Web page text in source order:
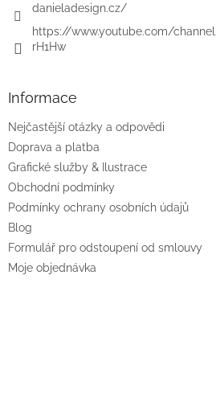
danieladesign.cz/
https://www.youtube.com/
rH1Hw
Informace
Nejčastější otázky a odpovědi
Doprava a platba
Grafické služby & Ilustrace
Obchodní podmínky
Podmínky ochrany osobních údajů
Blog
Formulář pro odstoupení od smlouvy
Moje objednávka